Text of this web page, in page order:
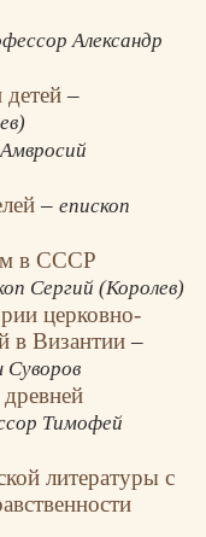
Александр
детей–
– епископ
в СССР
Сергий (Королев)
церковно-
в Византии–
Суворов
Тимофей
литературы с